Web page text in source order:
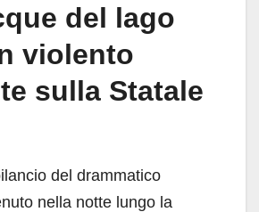
del lago
violento
sulla Statale
del drammatico
nella notte lungo la